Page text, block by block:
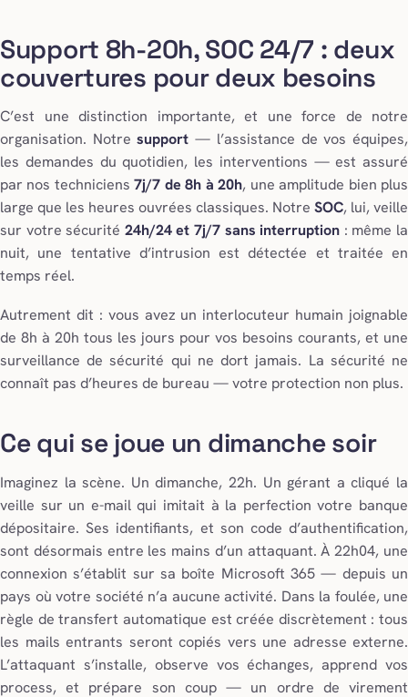
Support 8h-20h, SOC 24/7 : deux
couvertures pour deux besoins
C’est une distinction importante, et une force de notre
organisation. Notresupport — l’assistance de vos équipes,
les demandes du quotidien, les interventions — est assuré
par nos techniciens7j/7 de 8h à 20h, une amplitude bien plus
large que les heures ouvrées classiques. Notre SOC, lui, veille
sur votre sécurité 24h/24 et 7j/7 sans interruption : même la
nuit, une tentative d’intrusion est détectée et traitée en
temps réel.
Autrement dit : vous avez un interlocuteur humain joignable
de 8h à 20h tous les jours pour vos besoins courants, et une
surveillance de sécurité qui ne dort jamais. La sécurité ne
connaît pas d’heures de bureau — votre protection non plus.
Ce qui se joue un dimanche soir
Imaginez la scène. Un dimanche, 22h. Un gérant a cliqué la
veille sur un e-mail qui imitait à la perfection votre banque
dépositaire. Ses identifiants, et son code d’authentification,
sont désormais entre les mains d’un attaquant. À 22h04, une
connexion s’établit sur sa boîte Microsoft 365 — depuis un
pays où votre société n’a aucune activité. Dans la foulée, une
règle de transfert automatique est créée discrètement : tous
les mails entrants seront copiés vers une adresse externe.
L’attaquant s’installe, observe vos échanges, apprend vos
process, et prépare son coup — un ordre de virement